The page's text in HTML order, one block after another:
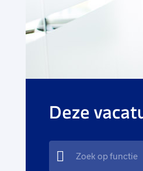
Deze